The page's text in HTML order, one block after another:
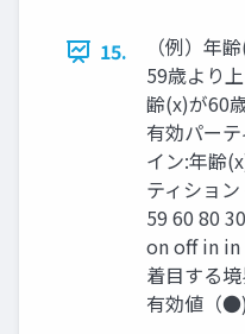
15.
（例）年
59歳より
齢(x)が60
有効パー
イン:年齢
ティショ
59 60 80
on oﬀ in in
着目する
有効値（